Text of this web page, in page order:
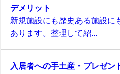
デメリット
新規施設にも歴史ある施設に
あります。整理して紹...
入居者への手土産・プレゼン